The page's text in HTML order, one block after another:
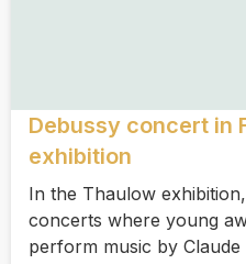
Debussy concert in
exhibition
In the Thaulow
concerts where young
perform music by Claude